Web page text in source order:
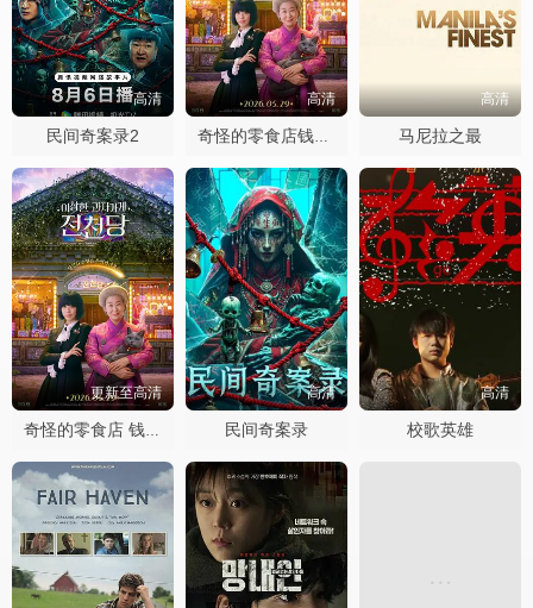
高清
民间奇案录2
高清
奇怪的零食店钱天堂
高清
马尼拉之最
更新至高清
奇怪的零食店 钱天堂
高清
民间奇案录
高清
校歌英雄